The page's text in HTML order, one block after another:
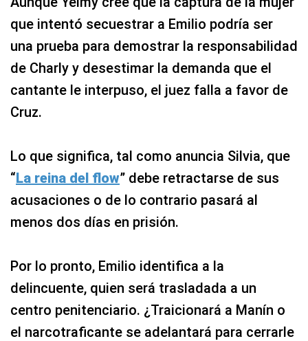
que intentó secuestrar a Emilio podría ser
una prueba para demostrar la responsabilidad
de Charly y desestimar la demanda que el
cantante le interpuso, el juez falla a favor de
Cruz.
Lo que significa, tal como anuncia Silvia, que
“La reina del flow” debe retractarse de sus
acusaciones o de lo contrario pasará al
menos dos días en prisión.
Por lo pronto, Emilio identifica a la
delincuente, quien será trasladada a un
centro penitenciario. ¿Traicionará a Manín o
el narcotraficante se adelantará para cerrarle